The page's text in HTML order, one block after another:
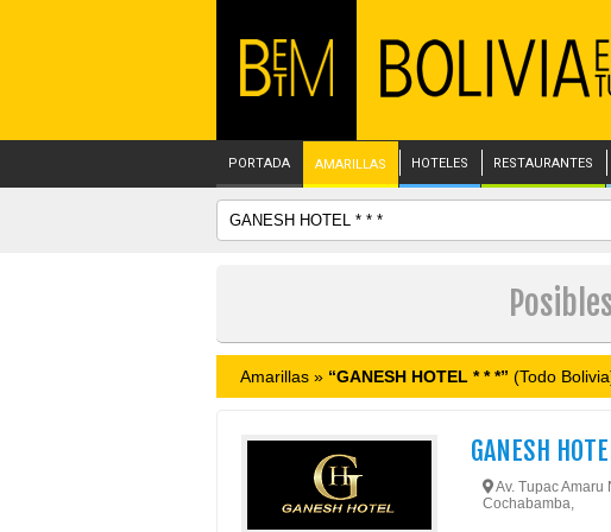
PORTADA AMARILLAS HOTELES RESTAURANTES
Amarillas » “GANESH HOTEL * * *” (Todo
GANESH
Av. Tupac
Cochabamba,